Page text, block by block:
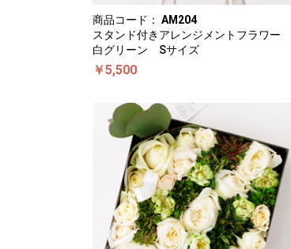
商品コード： AM204
スタンド付きアレンジメントフラワー
白グリーン Sサイズ
￥5,500